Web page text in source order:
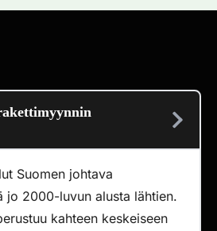
Suomen johtava
jo 2000-luvun alusta lähtien.
kahteen keskeiseen